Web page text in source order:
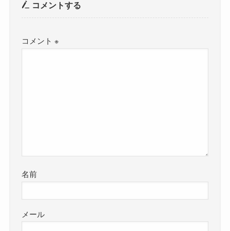
コメントする
コメント※
名前
メール